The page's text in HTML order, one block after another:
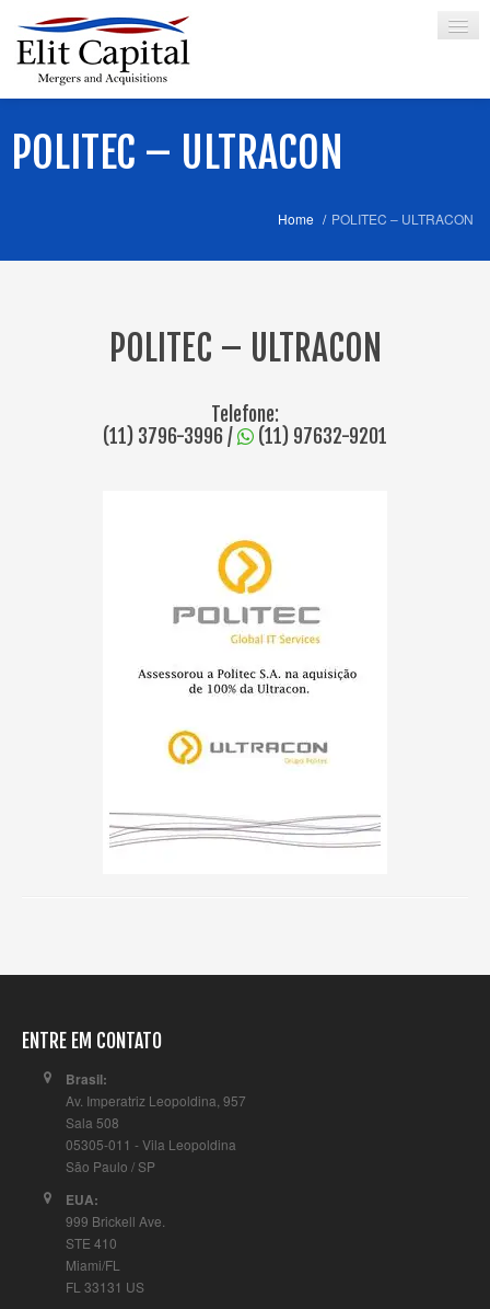
SERVIÇOS
POLITEC – ULTRACON
Home / POLITEC – ULTRACON
POLITEC – ULTRACON
Telefone:
(11) 3796-3996/ (11) 97632-9201
ENTRE EM CONTATO
Brasil:
Av. Imperatriz Leopoldina, 957
Sala 508
05305-011 - Vila Leopoldina
São Paulo / SP
EUA:
999 Brickell Ave.
STE 410
Miami/FL
FL 33131 US